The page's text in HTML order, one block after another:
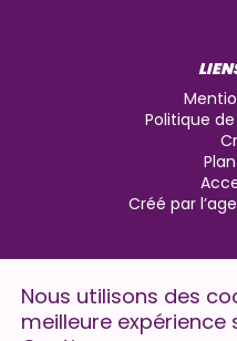
Politique
Créé par
Nous utilisons des
meilleure